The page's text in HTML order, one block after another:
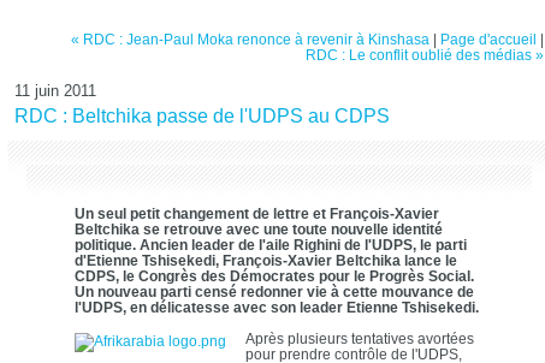
« RDC : Jean-Paul Moka renonce à revenir à Kinshasa | Page d'accueil |
RDC : Le conflit oublié des médias »
11 juin 2011
RDC : Beltchika passe de l'UDPS au CDPS
Un seul petit changement de lettre et François-Xavier
Beltchika se retrouve avec une toute nouvelle identité
politique. Ancien leader de l'aile Righini de l'UDPS, le parti
d'Etienne Tshisekedi, François-Xavier Beltchika lance le
CDPS, le Congrès des Démocrates pour le Progrès Social.
Un nouveau parti censé redonner vie à cette mouvance de
l'UDPS, en délicatesse avec son leader Etienne Tshisekedi.
Après plusieurs tentatives avortées
pour prendre contrôle de l'UDPS,